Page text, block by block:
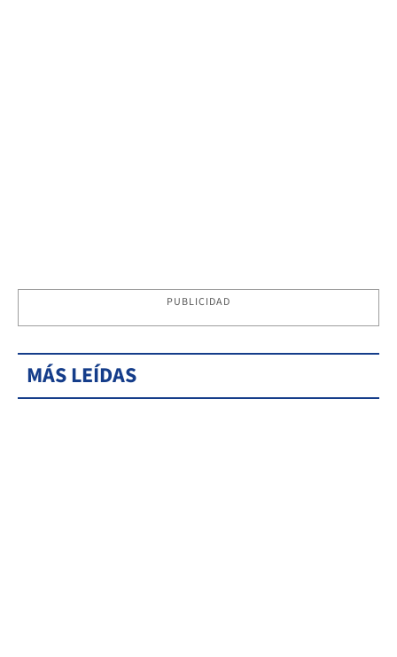
PUBLICIDAD
MÁS LEÍDAS